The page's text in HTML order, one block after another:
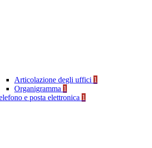
Articolazione degli uffici 1
Organigramma 1
e posta elettronica 1